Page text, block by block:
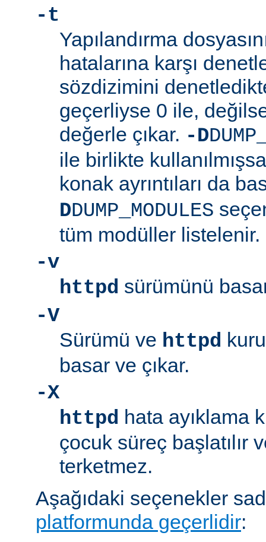
-t
Yapılandırma
hatalarına karşı
sözdizimini
geçerliyse 0 ile,
değerle çıkar. -D
ile birlikte
konak ayrıntıları da
DDUMP_MODULES
tüm modüller listelenir.
-v
httpd sürümünü
-V
Sürümü ve httpd
basar ve çıkar.
-X
httpd hata ayıklama
çocuk süreç başlatılır
terketmez.
Aşağıdaki seçenekler
platformunda geçerlidir: